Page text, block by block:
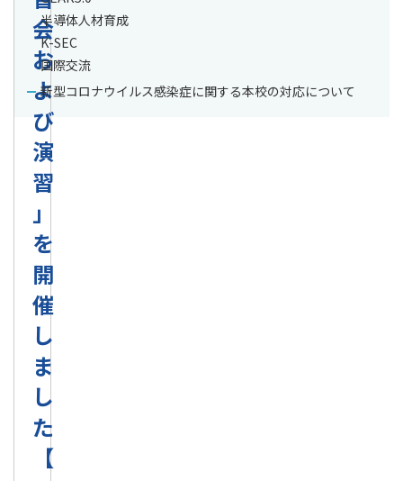
会
お
よ
び
演
習
」
を
開
催
し
ま
し
た
【
半導体人材育成
K-SEC
国際交流
新型コロナウイルス感染症に関する本校の対応について